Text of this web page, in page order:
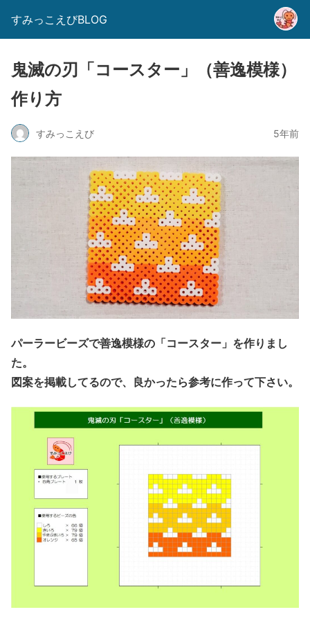
すみっこえびBLOG
鬼滅の刃「コースター」（善逸模様）
作り方
すみっこえび 5年前
パーラービーズで善逸模様の「コースター」を作りまし
た。
図案を掲載してるので、良かったら参考に作って下さい。